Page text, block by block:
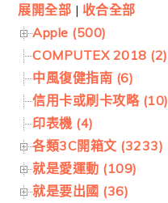
展開全部 | 收合全部
Apple (500)
COMPUTEX 2018 (2)
中風復健指南 (6)
信用卡或刷卡攻略 (10)
印表機 (4)
各類3C開箱文 (3233)
就是愛運動 (109)
就是要出國 (36)